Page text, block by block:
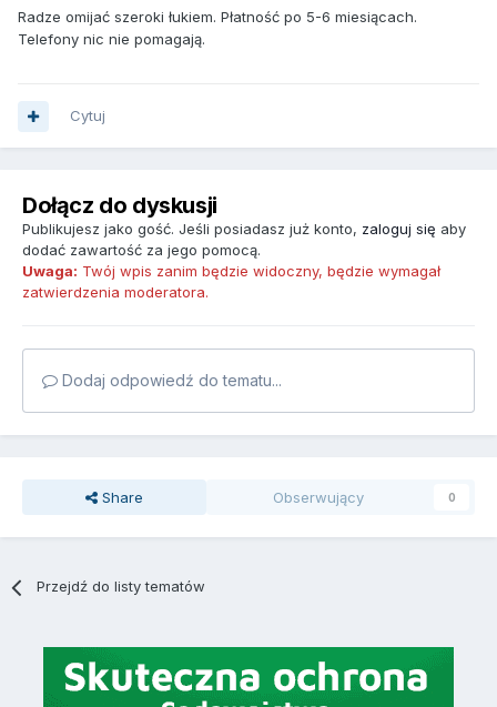
Radze omijać szeroki łukiem. Płatność po 5-6 miesiącach.
Telefony nic nie pomagają.
Cytuj
Dołącz do dyskusji
Publikujesz jako gość. Jeśli posiadasz już konto, zaloguj się aby
dodać zawartość za jego pomocą.
Uwaga: Twój wpis zanim będzie widoczny, będzie wymagał
zatwierdzenia moderatora.
Dodaj odpowiedź do tematu...
Share Obserwujący 0
Przejdź do listy tematów